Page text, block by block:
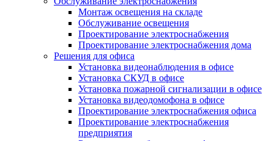
Монтаж освещения на складе
Обслуживание освещения
Проектирование электроснабжения
Проектирование электроснабжения дома
Решения для офиса
Установка видеонаблюдения в офисе
Установка СКУД в офисе
Установка пожарной сигнализации в офисе
Установка видеодомофона в офисе
Проектирование электроснабжения офиса
Проектирование электроснабжения
предприятия